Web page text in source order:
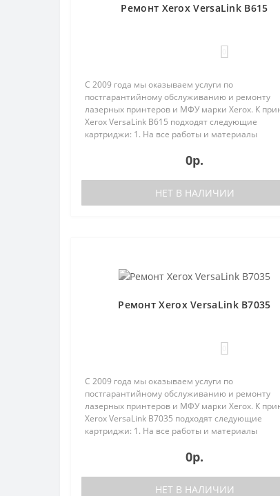
Ремонт Xerox VersaLink B615
С 2009 года мы оказываем услуги по
постгарантийному обслуживанию и ремонту
лазерных принтеров и МФУ марки Xerox. К
Xerox VersaLink B615 подходят следующие
картриджи: 1. На все работы и материалы
0р.
НЕТ В НАЛИЧИИ
Ремонт Xerox VersaLink B7035
С 2009 года мы оказываем услуги по
постгарантийному обслуживанию и ремонту
лазерных принтеров и МФУ марки Xerox. К
Xerox VersaLink B7035 подходят следующие
картриджи: 1. На все работы и материалы
0р.
НЕТ В НАЛИЧИИ